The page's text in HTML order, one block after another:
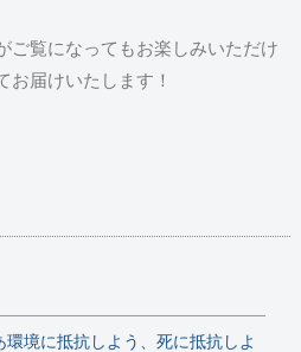
ご覧になってもお楽しみいただけ
お届けいたします！
境に抵抗しよう、死に抵抗しよ